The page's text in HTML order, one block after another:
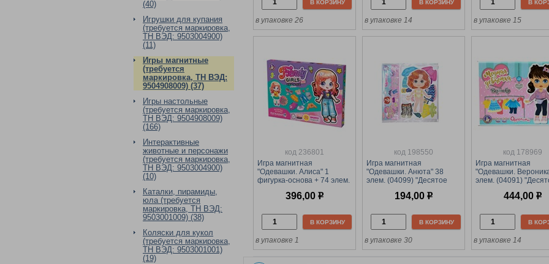
(40)
Игрушки для купания
(требуется маркировка,
ТН ВЭД: 9503004900)
(11)
Игры магнитные
(требуется
маркировка, ТН ВЭД:
9504908009) (37)
Игры настольные
(требуется маркировка,
ТН ВЭД: 9504908009)
(166)
Интерактивные
животные и персонажи
(требуется маркировка,
ТН ВЭД: 9503004900)
(10)
Каталки, пирамиды,
юла (требуется
маркировка, ТН ВЭД:
9503001009) (38)
Коляски для кукол
(требуется маркировка,
ТН ВЭД: 9503001001)
(19)
В КОРЗИНУ
в упаковке 26
В КОРЗИНУ
в упаковке 14
В
в упаковке 15
код 236801
Игра магнитная
"Одевашки. Алиса" 1
фигурка-основа + 74 элем.
"Десятое королевство"
396,00 р
В КОРЗИНУ
в упаковке 1
код 198550
Игра магнитная
"Одевашки. Анюта" 38
элем. (04099) "Десятое
194,00 р
В КОРЗИНУ
в упаковке 30
код 178969
Игра магнитная
"Одевашки.
элем. (04091)
444,00 р
В
в упаковке 14